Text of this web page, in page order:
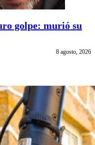
golpe: murió su
8 agosto, 2026